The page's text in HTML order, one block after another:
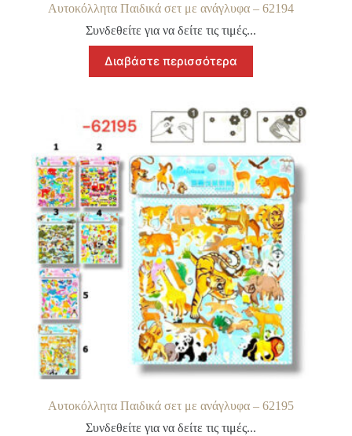
Αυτοκόλλητα Παιδικά σετ με ανάγλυφα – 62194
Συνδεθείτε για να δείτε τις τιμές...
Διαβάστε περισσότερα
Αυτοκόλλητα Παιδικά σετ με ανάγλυφα – 62195
Συνδεθείτε για να δείτε τις τιμές...